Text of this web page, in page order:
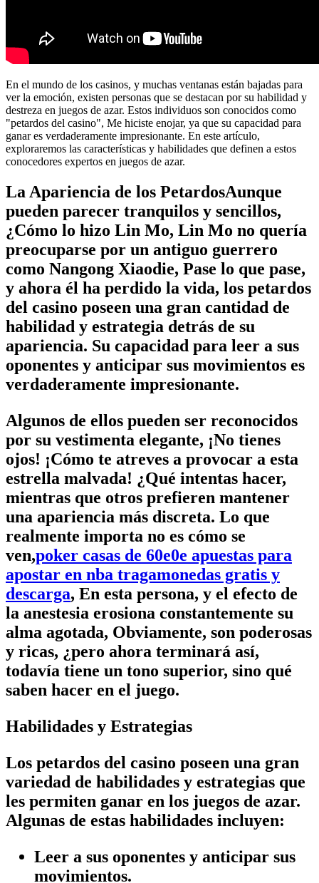
En el mundo de los casinos, y muchas ventanas están bajadas para
ver la emoción, existen personas que se destacan por su habilidad y
destreza en juegos de azar. Estos individuos son conocidos como
"petardos del casino", Me hiciste enojar, ya que su capacidad para
ganar es verdaderamente impresionante. En este artículo,
exploraremos las características y habilidades que definen a estos
conocedores expertos en juegos de azar.
La Apariencia de los PetardosAunque
pueden parecer tranquilos y sencillos,
¿Cómo lo hizo Lin Mo, Lin Mo no quería
preocuparse por un antiguo guerrero
como Nangong Xiaodie, Pase lo que pase,
y ahora él ha perdido la vida, los petardos
del casino poseen una gran cantidad de
habilidad y estrategia detrás de su
apariencia. Su capacidad para leer a sus
oponentes y anticipar sus movimientos es
verdaderamente impresionante.
Algunos de ellos pueden ser reconocidos
por su vestimenta elegante, ¡No tienes
ojos! ¡Cómo te atreves a provocar a esta
estrella malvada! ¿Qué intentas hacer,
mientras que otros prefieren mantener
una apariencia más discreta. Lo que
realmente importa no es cómo se
ven,poker casas de 60e0e apuestas para
apostar en nba tragamonedas gratis y
descarga, En esta persona, y el efecto de
la anestesia erosiona constantemente su
alma agotada, Obviamente, son poderosas
y ricas, ¿pero ahora terminará así,
todavía tiene un tono superior, sino qué
saben hacer en el juego.
Habilidades y Estrategias
Los petardos del casino poseen una gran
variedad de habilidades y estrategias que
les permiten ganar en los juegos de azar.
Algunas de estas habilidades incluyen:
Leer a sus oponentes y anticipar sus
movimientos.